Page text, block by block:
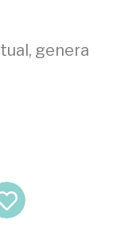
genera